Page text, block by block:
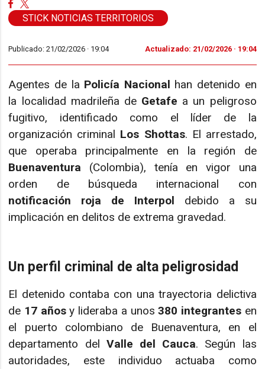
STICK NOTICIAS TERRITORIOS
Publicado: 21/02/2026 · 19:04 Actualizado: 21/02/2026 · 19:04
Agentes de la Policía Nacional han detenido en
la localidad madrileña de Getafe a un peligroso
fugitivo, identificado como el líder de la
organización criminal Los Shottas. El arrestado,
que operaba principalmente en la región de
Buenaventura (Colombia), tenía en vigor una
orden de búsqueda internacional con
notificación roja de Interpol debido a su
implicación en delitos de extrema gravedad.
Un perfil criminal de alta peligrosidad
El detenido contaba con una trayectoria delictiva
de 17 añosy lideraba a unos380 integrantesen
el puerto colombiano de Buenaventura, en el
departamento del Valle del Cauca. Según las
autoridades, este individuo actuaba como